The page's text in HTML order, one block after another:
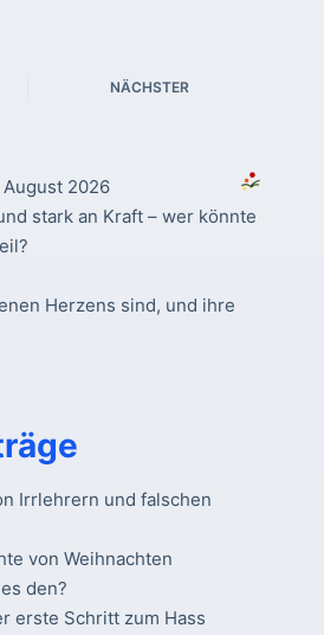
NÄCHSTER
2026
stark an Kraft – wer könnte
Herzens sind, und ihre
Irrlehrern und falschen
von Weihnachten
den?
erste Schritt zum Hass